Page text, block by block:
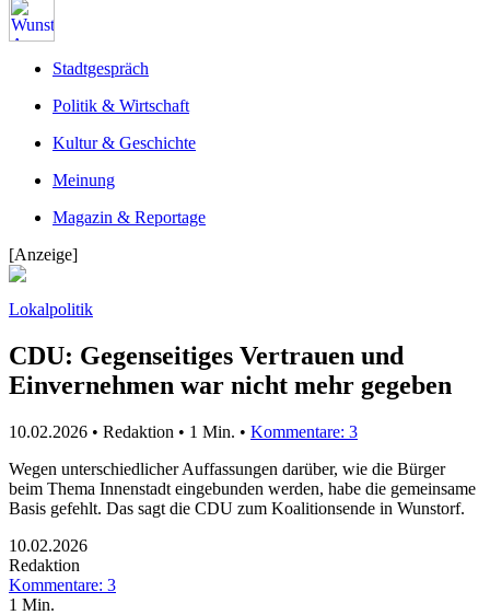
Stadtgespräch
Politik & Wirtschaft
Kultur & Geschichte
Meinung
Magazin & Reportage
[Anzeige]
Lokalpolitik
CDU: Gegenseitiges Vertrauen und
Einvernehmen war nicht mehr gegeben
10.02.2026 • Redaktion • 1 Min. • Kommentare: 3
Wegen unterschiedlicher Auffassungen darüber, wie die Bürger
beim Thema Innenstadt eingebunden werden, habe die gemeinsame
Basis gefehlt. Das sagt die CDU zum Koalitionsende in Wunstorf.
10.02.2026
Redaktion
Kommentare: 3
1 Min.